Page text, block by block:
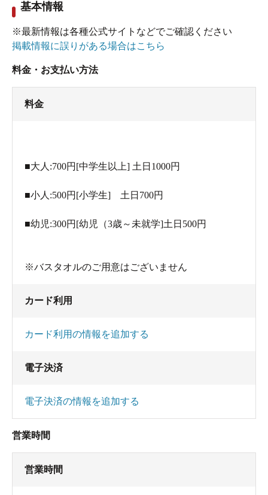
基本情報
※最新情報は各種公式サイトなどでご確認ください
掲載情報に誤りがある場合はこちら
料金・お支払い方法
料金
■大人:700円[中学生以上] 土日1000円
■小人:500円[小学生] 土日700円
■幼児:300円[幼児（3歳～未就学]土日500円
※バスタオルのご用意はございません
カード利用
カード利用の情報を追加する
電子決済
電子決済の情報を追加する
営業時間
営業時間